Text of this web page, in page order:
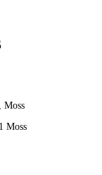
Moss
Moss